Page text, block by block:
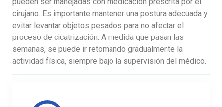
cirujano. Es importante mantener una postura adecuada y
evitar levantar objetos pesados para no afectar el
proceso de cicatrización. A medida que pasan las
semanas, se puede ir retomando gradualmente la
actividad física, siempre bajo la supervisión del médico.